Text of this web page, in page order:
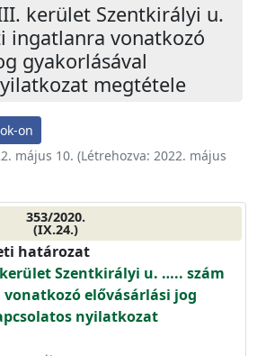
kerület Szentkirályi u.
ingatlanra vonatkozó
gyakorlásával
megtétele
on
május 10. (Létrehozva: 2022. május
353/2020.
(IX.24.)
határozat
Szentkirályi u. ….. szám
elővásárlási jog
nyilatkozat